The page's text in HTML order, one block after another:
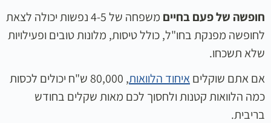
חופשה של פעם בחיים
משפחה של 4-5 נפשות יכולה לצאת
לחופשה מפנקת בחו"ל, כולל טיסות, מלונות טובים ופעילויות
שלא תשכחו.
אם אתם שוקליםאיחוד הלוואות
, 80,000 ש"ח יכולים לכסות
כמה הלוואות קטנות ולחסוך לכם מאות שקלים בחודש
בריבית.